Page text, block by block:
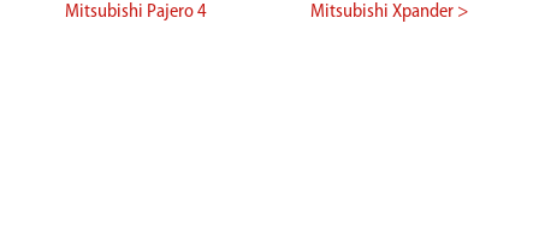
Mitsubishi Pajero 4
Mitsubishi Xpander >